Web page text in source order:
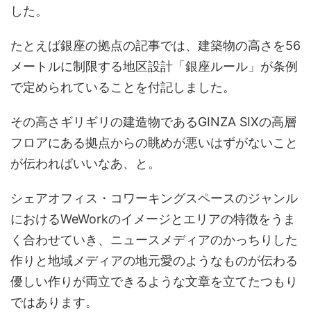
した。
たとえば銀座の拠点の記事では、建築物の高さを56
メートルに制限する地区設計「銀座ルール」が条例
で定められていることを付記しました。
その高さギリギリの建造物であるGINZA SIXの高層
フロアにある拠点からの眺めが悪いはずがないこと
が伝わればいいなあ、と。
シェアオフィス・コワーキングスペースのジャンル
におけるWeWorkのイメージとエリアの特徴をうま
く合わせていき、ニュースメディアのかっちりした
作りと地域メディアの地元愛のようなものが伝わる
優しい作りが両立できるような文章を立てたつもり
ではあります。